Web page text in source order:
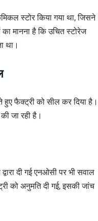
स्टोर किया गया था, जिसने
मानना है कि उचित स्टोरेज
था।
हुए फैक्ट्री को सील कर दिया है।
जा रही है।
दी गई एनओसी पर भी सवाल
को अनुमति दी गई, इसकी जांच